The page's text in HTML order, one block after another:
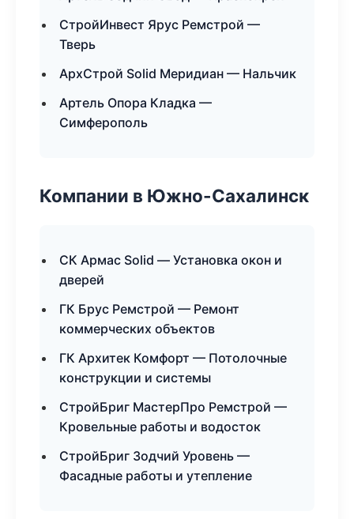
СтройИнвест Ярус Ремстрой —
Тверь
АрхСтрой Solid Меридиан — Нальчик
Артель Опора Кладка —
Симферополь
Компании в Южно-Сахалинск
СК Армас Solid — Установка окон и
дверей
ГК Брус Ремстрой — Ремонт
коммерческих объектов
ГК Архитек Комфорт — Потолочные
конструкции и системы
СтройБриг МастерПро Ремстрой —
Кровельные работы и водосток
СтройБриг Зодчий Уровень —
Фасадные работы и утепление